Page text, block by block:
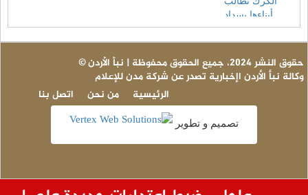
© حقوق النشر 2024، جميع الحقوق محفوظة | نبأ الأردن
وكالة نبأ الأردن اإخبارية تصدر عن شركة مدن للإعلام
اتصل بنا
من نحن الرئيسية
تصميم و تطوير